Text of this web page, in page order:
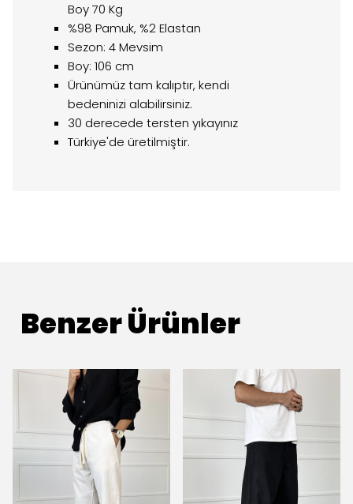
Boy 70 Kg
%98 Pamuk, %2 Elastan
Sezon: 4 Mevsim
Boy: 106 cm
Ürünümüz tam kalıptır, kendi
bedeninizi alabilirsiniz.
30 derecede tersten yıkayınız
Türkiye'de üretilmiştir.
Benzer Ürünler